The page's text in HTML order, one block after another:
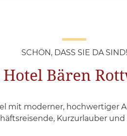
SCHÖN, DASS SIE DA SIND!
Bären
mit moderner, hochwertiger
Kurzurlauber